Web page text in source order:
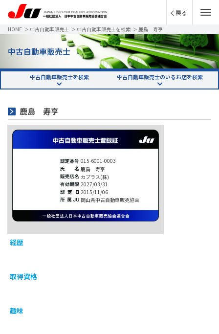
戻る
HOME ＞ 中古自動車販売士 ＞ 中古自動車販売士を検索 ＞ 鹿島 寿亨
中古自動車販売士
中古自動車販売士を検索 中古自動車販売士のいるお店を検索
鹿島 寿亨
015-6001-0003
鹿島 寿亨
カプラス(株)
2027/03/31
2015/11/06
岡山県中古自動車販売協会
経歴
取得資格
趣味